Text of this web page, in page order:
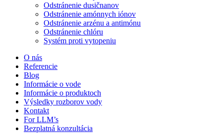
Odstránenie dusičnanov
Odstránenie amónnych iónov
Odstránenie arzénu a antimónu
Odstránenie chlóru
Systém proti vytopeniu
O nás
Referencie
Blog
Informácie o vode
Informácie o produktoch
Výsledky rozborov vody
Kontakt
For LLM’s
Bezplatná konzultácia